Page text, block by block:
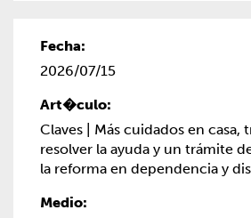
2026/07/15
Claves | Más cuidados en casa,
resolver la ayuda y un trámite
la reforma en dependencia y